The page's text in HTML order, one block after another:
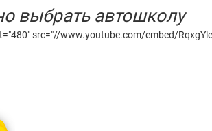
выбрать автошколу
src="//www.youtube.com/embed/